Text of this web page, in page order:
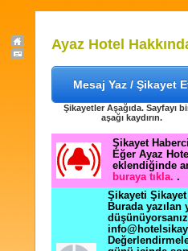
Ayaz Hotel
Mesaj Yaz / Şikayet
Şikayetler Aşağıda. Sayfayı
aşağı kaydırın.
Şikayet
Eğer Ayaz
eklendiğinde
buraya tıkla. .
Şikayeti
Burada